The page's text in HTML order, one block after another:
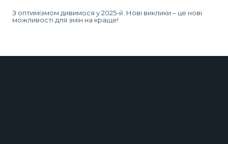
З оптимізмом дивимося у 2025-й. Нові виклики – це нові
можливості для змін на краще!